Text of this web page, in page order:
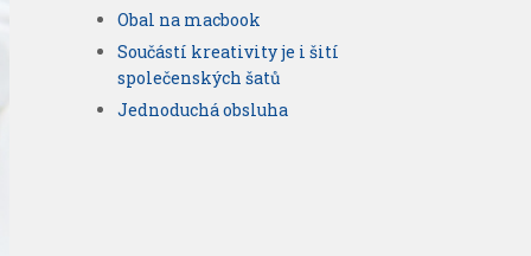
Obal na macbook
Součástí kreativity je i šití
společenských šatů
Jednoduchá obsluha